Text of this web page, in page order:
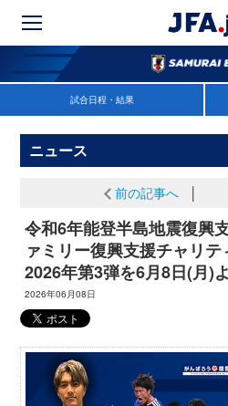
試合日程・結果
ニュース
前の記事へ│
令和6年能登半島地震復
ァミリー復興支援チャリ
2026年第3弾を6月8日(月)
2026年06月08日